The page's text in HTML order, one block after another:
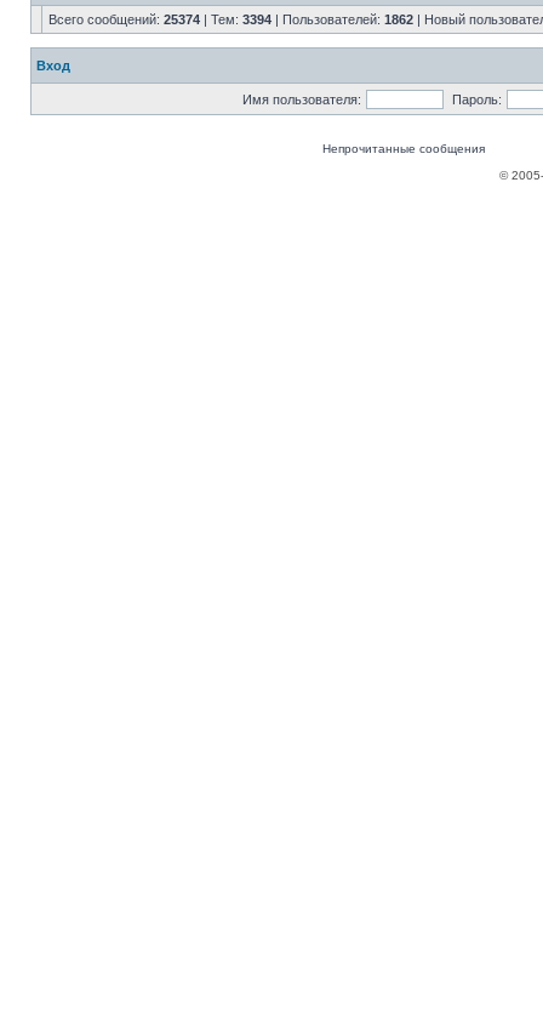
Всего сообщений: 25374 | Тем: 3394 | Пользователей: 1862 | Новый
Вход
Имя пользователя: Пароль:
Непрочитанные сообщения
©